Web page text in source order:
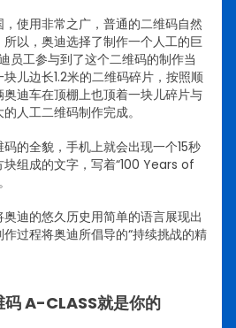
使用非常之广，普通的二维码自然
以，奥迪选择了制作一个人工的巨
员工参与到了这个二维码的制作当
儿边长1.2米的二维码碎片，按照顺
迪车在顶棚上也顶着一块儿碎片与
人工二维码制作完成。
的全貌，手机上就会出现一个15秒
组成的文字，写着“100 Years of
奥迪的悠久历史用简单的语言展现出
过程将奥迪所倡导的“持续挑战的精
A-CLASS就是你的